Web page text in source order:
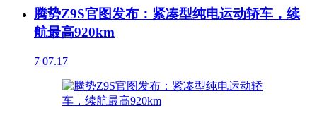
腾势Z9S官图发布：紧凑型纯电运动轿车，续
航最高920km
7 07.17